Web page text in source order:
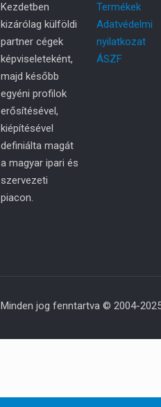
Kezdetben
kizárólag külföldi
partner cégek
képviseleteként,
majd később
egyéni profilok
erősítésével,
kiépítésével
definiálta magát
a magyar ipari és
szervezeti
piacon.
Termékek
Adatvédelmi
nyilatkozat
ÁSZF
Minden jog fenntartva © 2004-